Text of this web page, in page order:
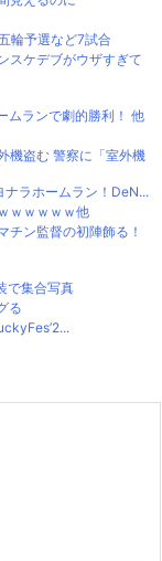
輪予選など7試合
スケデブがウザすぎて
ランで劇的勝利！ 他
機盗む 警察に「室外機
ナラホームラン！DeN...
ｗｗｗｗｗ他
チン監督の初陣飾る！
で集合写真
る